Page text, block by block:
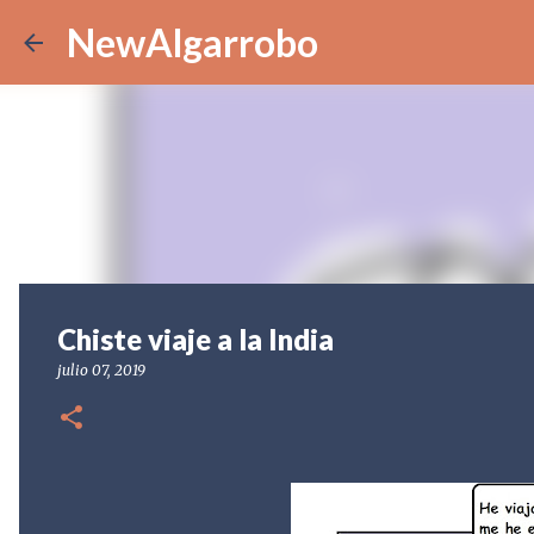
NewAlgarrobo
Chiste viaje a la India
julio 07, 2019